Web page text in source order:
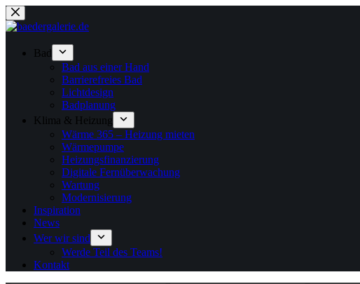
Zum
Inhalt
Bad
Bad aus einer Hand
Barrierefreies Bad
Lichtdesign
Badplanung
Klima & Heizung
Wärme 365 – Heizung mieten
Wärmepumpe
Heizungsfinanzierung
Digitale Fernüberwachung
Wartung
Modernisierung
Inspiration
News
Wer wir sind
Werde Teil des Teams!
Kontakt